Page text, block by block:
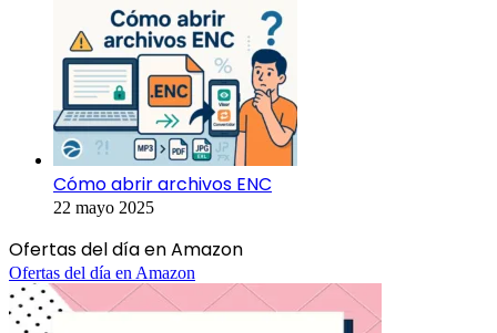
Cómo abrir archivos ENC
22 mayo 2025
Ofertas del día en Amazon
Ofertas del día en Amazon